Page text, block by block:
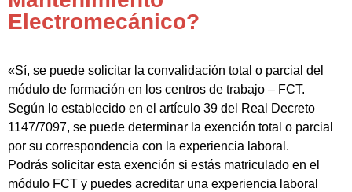
Electromecánico?
«Sí, se puede solicitar la convalidación total o parcial del
módulo de formación en los centros de trabajo – FCT.
Según lo establecido en el artículo 39 del Real Decreto
1147/7097, se puede determinar la exención total o parcial
por su correspondencia con la experiencia laboral.
Podrás solicitar esta exención si estás matriculado en el
módulo FCT y puedes acreditar una experiencia laboral